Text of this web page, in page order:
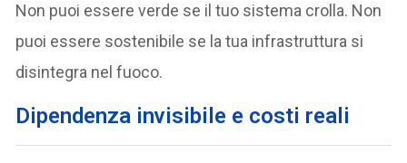
Non puoi essere verde se il tuo sistema crolla. Non
puoi essere sostenibile se la tua infrastruttura si
disintegra nel fuoco.
Dipendenza invisibile e costi reali